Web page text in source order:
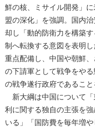
鮮の核、ミサイル開発」
盟の深化」を強調。国内
却し「動的防衛力を構築
制へ転換する意図を表明
重点配備し、中国や朝鮮
の下請軍として戦争をや
の戦争遂行政府であること
新大綱は中国について「
利に関する独自の主張を
いる」「国防費を毎年増